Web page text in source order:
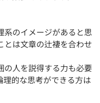
系のイメージがあると思
とは文章の辻褄を合わせ
の人を説得する力も必要
的な思考ができる方は